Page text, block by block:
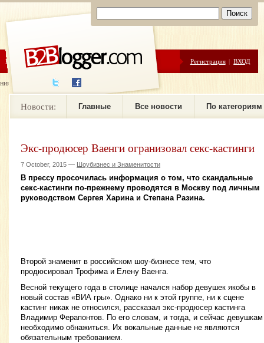
ЦЕНЫ ПОМОЩЬ Регистрация | ВХОД
новостей
Новости: Главные Все новости По категориям
Экс-продюсер Ваенги огранизовал секс-кастинги
7 October, 2015 — Шоубизнес и Знаменитости
В прессу просочилась информация о том, что скандальные
секс-кастинги по-прежнему проводятся в Москву под личным
руководством Сергея Харина и Степана Разина.
Второй знаменит в российском шоу-бизнесе тем, что
продюсировал Трофима и Елену Ваенга.
Весной текущего года в столице начался набор девушек якобы в
новый состав «ВИА гры». Однако ни к этой группе, ни к сцене
кастинг никак не относился, рассказал экс-продюсер кастинга
Владимир Ферапонтов. По его словам, и тогда, и сейчас девушкам
необходимо обнажиться. Их вокальные данные не являются
обязательным требованием.